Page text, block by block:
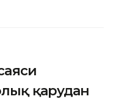
қарудан